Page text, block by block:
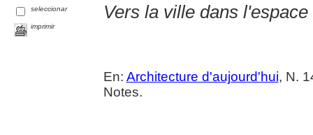
seleccionar
imprimir
Vers la ville dans l'espace
En: Architecture d'aujourd'hui, N.
Notes.